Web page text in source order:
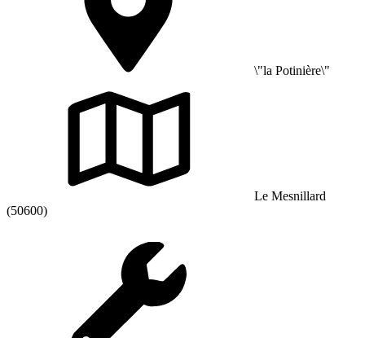
\"la Potinière\"
Le Mesnillard
(50600)